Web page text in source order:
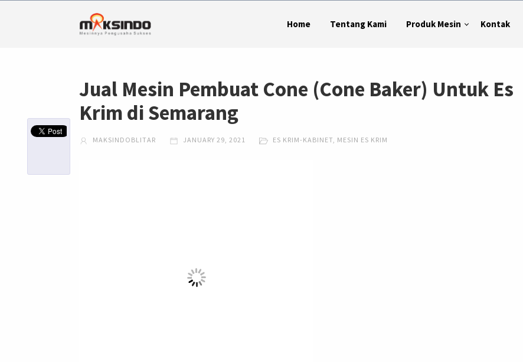
Home Tentang Kami Produk Mesin Kontak
Jual Mesin Pembuat Cone (Cone Baker) Untuk Es
Krim di Semarang
MAKSINDOBLITAR JANUARY 29, 2021 ES KRIM-KABINET, MESIN ES KRIM